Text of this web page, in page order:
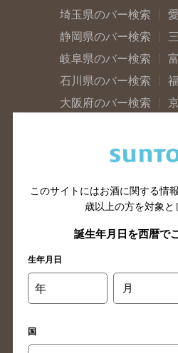
埼玉県のバー検索
静岡県のバー検索
岐阜県のバー検索
石川県のバー検索
大阪府のバー検索
滋賀県のバー検索
和
山口県のバー検索
島根県のバー検索
香川県のバー検索
高知県のバー検索
長崎県のバー検索
大分県のバー検索
沖縄県のバ
このサイトにはお酒に関する情
歳以上の方を対象と
誕生年月日を西暦で
生年月日
年 月
国